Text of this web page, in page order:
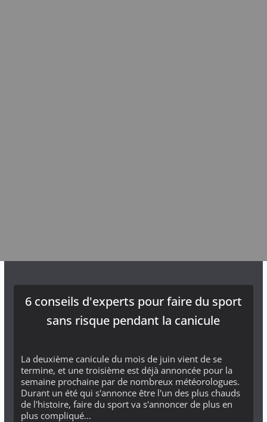
6 conseils d'experts pour faire du sport
sans risque pendant la canicule
La deuxième canicule du mois de juin vient de se
termine, et une troisième est déjà annoncée pour la
semaine prochaine par de nombreux météorologues.
Durant un été qui s'annonce être l'un des plus chauds
de l'histoire, faire du sport va s'annoncer de plus en
plus compliqué...